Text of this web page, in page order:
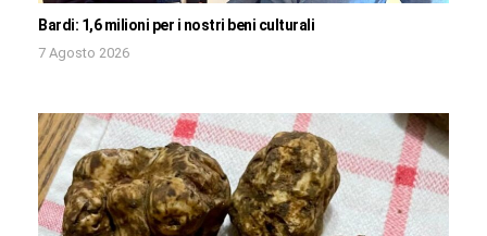
Bardi: 1,6 milioni per i nostri beni culturali
7 Agosto 2026